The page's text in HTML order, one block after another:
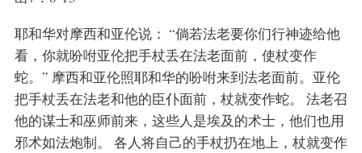
耶和华对摩西和亚伦说： “倘若法老要你们行神迹给他
看，你就吩咐亚伦把手杖丢在法老面前，使杖变作
蛇。” 摩西和亚伦照耶和华的吩咐来到法老面前。亚伦
把手杖丢在法老和他的臣仆面前，杖就变作蛇。 法老召
他的谋士和巫师前来，这些人是埃及的术士，他们也用
邪术如法炮制。 各人将自己的手杖扔在地上，杖就变作